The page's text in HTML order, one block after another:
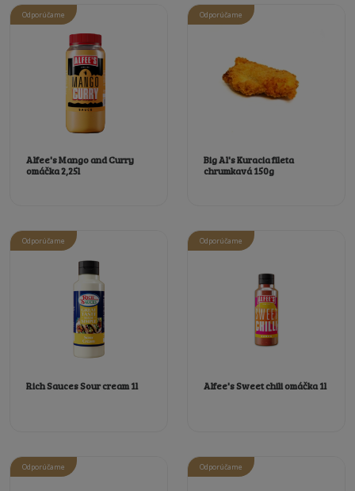
Odporúčame
Alfee's Mango and Curry
omáčka 2,25l
Odporúčame
Big Al's Kuracia fileta
chrumkavá 150g
Odporúčame
Rich Sauces Sour cream 1l
Odporúčame
Alfee's Sweet chili omáčka 1l
Odporúčame Odporúčame